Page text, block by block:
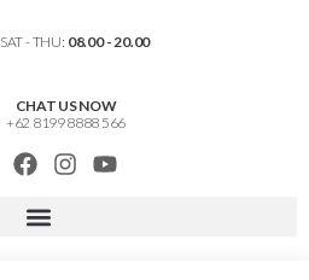
SAT - THU: 08.00 - 20.00
CHAT US NOW
+62 8199 8888 566